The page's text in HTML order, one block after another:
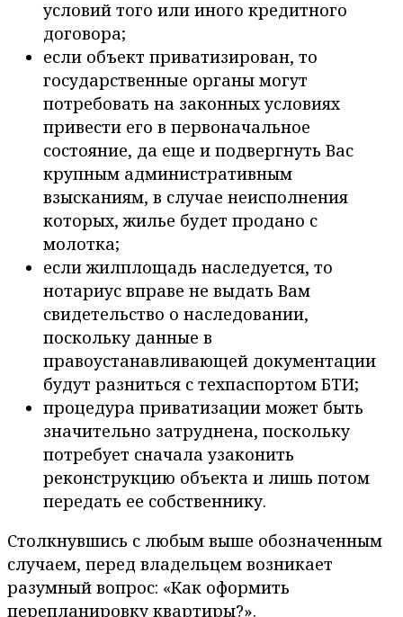
условий того или иного кредитного
договора;
если объект приватизирован, то
государственные органы могут
потребовать на законных условиях
привести его в первоначальное
состояние, да еще и подвергнуть Вас
крупным административным
взысканиям, в случае неисполнения
которых, жилье будет продано с
молотка;
если жилплощадь наследуется, то
нотариус вправе не выдать Вам
свидетельство о наследовании,
поскольку данные в
правоустанавливающей документации
будут разниться с техпаспортом БТИ;
процедура приватизации может быть
значительно затруднена, поскольку
потребует сначала узаконить
реконструкцию объекта и лишь потом
передать ее собственнику.
Столкнувшись с любым выше обозначенным
случаем, перед владельцем возникает
разумный вопрос: «Как оформить
перепланировку квартиры?».